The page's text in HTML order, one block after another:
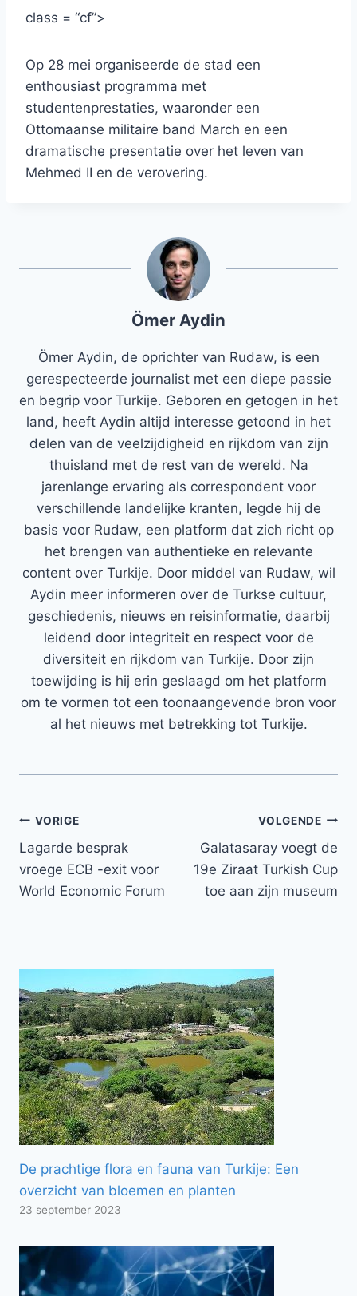
class = “cf”>
Op 28 mei organiseerde de stad een
enthousiast programma met
studentenprestaties, waaronder een
Ottomaanse militaire band March en een
dramatische presentatie over het leven van
Mehmed II en de verovering.
Ömer Aydin
Ömer Aydin, de oprichter van Rudaw, is een
gerespecteerde journalist met een diepe passie
en begrip voor Turkije. Geboren en getogen in het
land, heeft Aydin altijd interesse getoond in het
delen van de veelzijdigheid en rijkdom van zijn
thuisland met de rest van de wereld. Na
jarenlange ervaring als correspondent voor
verschillende landelijke kranten, legde hij de
basis voor Rudaw, een platform dat zich richt op
het brengen van authentieke en relevante
content over Turkije. Door middel van Rudaw, wil
Aydin meer informeren over de Turkse cultuur,
geschiedenis, nieuws en reisinformatie, daarbij
leidend door integriteit en respect voor de
diversiteit en rijkdom van Turkije. Door zijn
toewijding is hij erin geslaagd om het platform
om te vormen tot een toonaangevende bron voor
al het nieuws met betrekking tot Turkije.
Bericht
navigatie
VORIGE
Lagarde besprak
vroege ECB -exit voor
World Economic Forum
VOLGENDE
Galatasaray voegt de
19e Ziraat Turkish Cup
toe aan zijn museum
De prachtige flora en fauna van Turkije: Een
overzicht van bloemen en planten
23 september 2023